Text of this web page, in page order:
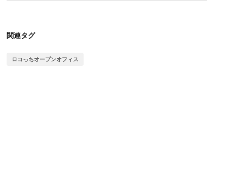
関連タグ
ロコっちオープンオフィス